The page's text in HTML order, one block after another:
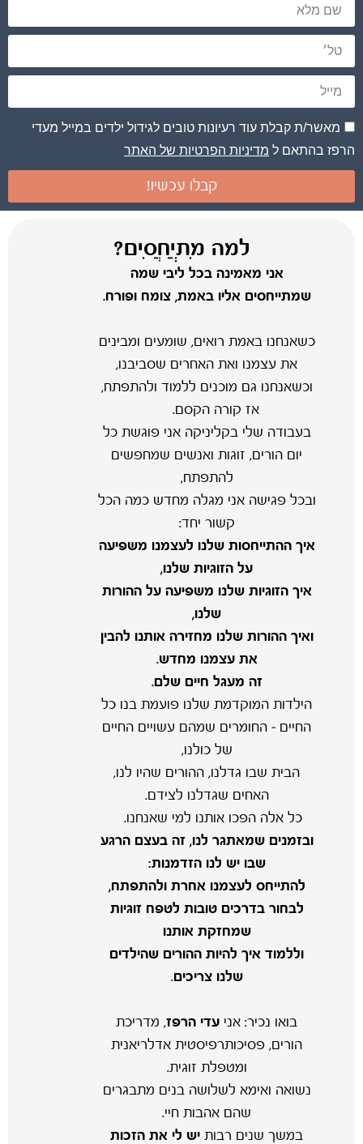
מאשר/ת קבלת עוד רעיונות טובים לגידול ילדים במייל מעדי
הרפז בהתאם ל מדיניות הפרטיות של האתר
קבלו עכשיו!
למה מִתְיַחֲסִים?
אני מאמינה בכל ליבי שמה
שמתייחסים אליו באמת, צומח ופורח.
כשאנחנו באמת רואים, שומעים ומבינים
את עצמנו ואת האחרים שסביבנו,
וכשאנחנו גם מוכנים ללמוד ולהתפתח,
אז קורה הקסם.
בעבודה שלי בקליניקה אני פוגשת כל
יום הורים, זוגות ואנשים שמחפשים
להתפתח,
ובכל פגישה אני מגלה מחדש כמה הכל
קשור יחד:
איך ההתייחסות שלנו לעצמנו משפיעה
על הזוגיות שלנו,
איך הזוגיות שלנו משפיעה על ההורות
שלנו,
ואיך ההורות שלנו מחזירה אותנו להבין
את עצמנו מחדש.
זה מעגל חיים שלם.
הילדות המוקדמת שלנו פועמת בנו כל
החיים – החומרים שמהם עשויים החיים
של כולנו,
הבית שבו גדלנו, ההורים שהיו לנו,
האחים שגדלנו לצידם.
כל אלה הפכו אותנו למי שאנחנו.
ובזמנים שמאתגר לנו, זה בעצם הרגע
שבו יש לנו הזדמנות:
להתייחס לעצמנו אחרת ולהתפתח,
לבחור בדרכים טובות לטפח זוגיות
שמחזקת אותנו
וללמוד איך להיות ההורים שהילדים
שלנו צריכים.
בואו נכיר: אני עדי הרפז, מדריכת
הורים, פסיכותרפיסטית אדלריאנית
ומטפלת זוגית.
נשואה ואימא לשלושה בנים מתבגרים
שהם אהבות חיי.
במשך שנים רבותיש לי את הזכות